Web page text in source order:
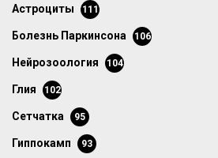
астроциты 111
болезнь Паркинсона 106
нейрозоология 104
глия 102
сетчатка 95
гиппокамп 93